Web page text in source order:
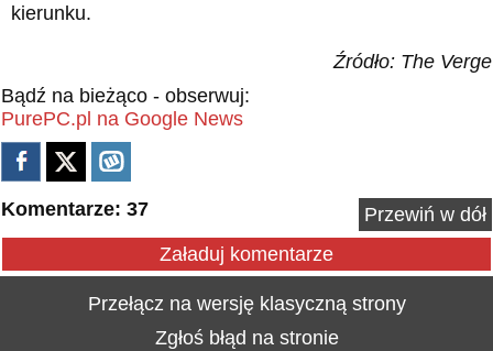
kierunku.
Źródło: The Verge
Bądź na bieżąco - obserwuj:
PurePC.pl na Google News
Komentarze: 37
Przewiń w dół
Załaduj komentarze
Przełącz na wersję klasyczną strony
Zgłoś błąd na stronie